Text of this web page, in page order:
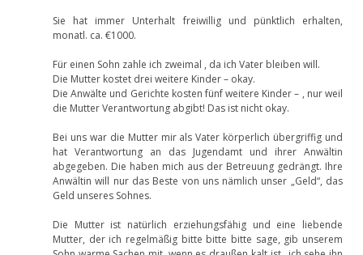
Sie hat immer Unterhalt freiwillig und pünktlich erhalten,
monatl. ca. €1000.
Für einen Sohn zahle ich zweimal , da ich Vater bleiben will.
Die Mutter kostet drei weitere Kinder – okay.
Die Anwälte und Gerichte kosten fünf weitere Kinder – , nur weil
die Mutter Verantwortung abgibt! Das ist nicht okay.
Bei uns war die Mutter mir als Vater körperlich übergriffig und
hat Verantwortung an das Jugendamt und ihrer Anwältin
abgegeben. Die haben mich aus der Betreuung gedrängt. Ihre
Anwältin will nur das Beste von uns nämlich unser „Geld“, das
Geld unseres Sohnes.
Die Mutter ist natürlich erziehungsfähig und eine liebende
Mutter, der ich regelmäßig bitte bitte bitte sage, gib unserem